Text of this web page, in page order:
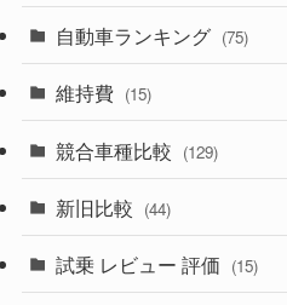
(356)
(328)
(194)
(230)
(253)
(242)
(85)
(84)
(14)
(222)
(8)
(3)
(3)
(5)
(21)
(5)
(7)
自動車ランキング (75)
維持費 (15)
競合車種比較 (129)
新旧比較 (44)
試乗 レビュー 評価 (15)